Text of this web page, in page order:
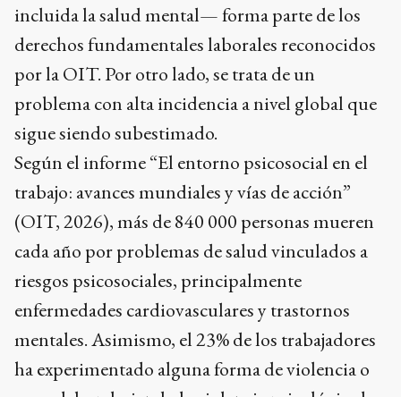
incluida la salud mental— forma parte de los
derechos fundamentales laborales reconocidos
por la OIT. Por otro lado, se trata de un
problema con alta incidencia a nivel global que
sigue siendo subestimado.
Según el informe “El entorno psicosocial en el
trabajo: avances mundiales y vías de acción”
(OIT, 2026), más de 840 000 personas mueren
cada año por problemas de salud vinculados a
riesgos psicosociales, principalmente
enfermedades cardiovasculares y trastornos
mentales. Asimismo, el 23% de los trabajadores
ha experimentado alguna forma de violencia o